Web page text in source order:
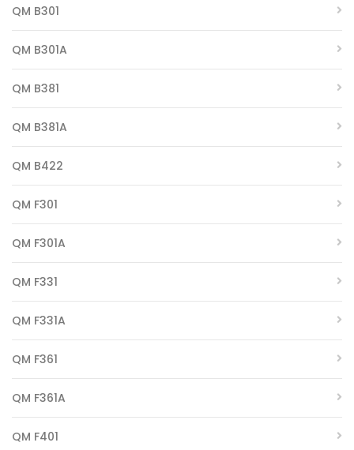
QM B301
QM B301A
QM B381
QM B381A
QM B422
QM F301
QM F301A
QM F331
QM F331A
QM F361
QM F361A
QM F401